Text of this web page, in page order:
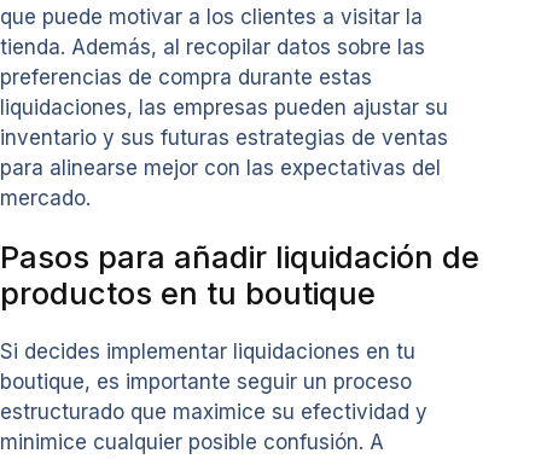
que puede motivar a los clientes a visitar la
tienda. Además, al recopilar datos sobre las
preferencias de compra durante estas
liquidaciones, las empresas pueden ajustar su
inventario y sus futuras estrategias de ventas
para alinearse mejor con las expectativas del
mercado.
Pasos para añadir liquidación de
productos en tu boutique
Si decides implementar liquidaciones en tu
boutique, es importante seguir un proceso
estructurado que maximice su efectividad y
minimice cualquier posible confusión. A